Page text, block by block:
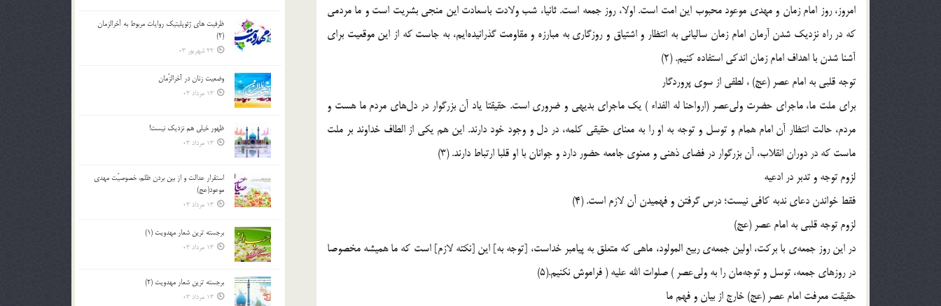
امروز، روز امام زمان و مهدى موعود محبوب اين امت است. اولا، روز جمعه است. ثانيا، شب ولادت باسعادت اين منجى بشريت است و ما مردمى
كه در راه نزديك شدن آرمان امام زمان ساليانى به انتظار و اشتياق و روزگارى به مبارزه و مقاومت گذرانيده‌ايم، به جاست كه از اين موقعيت براى
آشنا شدن با اهداف امام زمان اندكى استفاده كنيم. (2)
توجه قلبى به امام عصر (عج) ، لطفى از سوى پروردگار
براى ملت ما، ماجراى حضرت ولى‌عصر (ارواحنا له الفداء ) يك ماجراى بديهى و ضرورى است. حقيقتا ياد آن بزرگوار در دل‌هاى مردم ما هست و
مردم، حالت انتظار آن امام همام و توسل و توجه به او را به معناى حقيقى كلمه، در دل و وجود خود دارند. اين هم يكى از الطاف خداوند بر ملت
ماست كه در دوران انقلاب، آن بزرگوار در فضاى ذهنى و معنوى جامعه حضور دارد و جوانان با او قلبا ارتباط دارند. (3)
لزوم توجه و تدبر در ادعيه
فقط خواندن دعاى ندبه كافى نيست؛ درس گرفتن و فهميدن آن لازم است. (4)
لزوم توجه قلبى به امام عصر (عج)
در اين روز جمعه‌ى با بركت، اولين جمعه‌ى ربيع المولود، ماهى كه متعلق به پيامبر خداست، [توجه به] اين [نكته لازم] است كه ما هميشه مخصوصا
در روزهاى جمعه، توسل و توجه‌مان را به ولى‌عصر ) صلوات الله عليه ( فراموش نكنيم.(5)
حقيقت معرفت امام عصر (عج) خارج از بيان و فهم ما
ظرفیت های ژئوپلیتیک روایات مربوط به آخرالزمان
(2)
22 شهریور 03
وضعیت زنان در آخرالزّمان
13 مرداد 03
ظهور خیلی هم نزدیک نیست!
13 مرداد 03
استقرار عدالت و از بين بردن ظلم، خصوصيّت مهدي
موعود(عج)
13 مرداد 03
برجسته ترين شعار مهدويت (1)
13 مرداد 03
برجسته ترين شعار مهدويت (2)
13 مرداد 03